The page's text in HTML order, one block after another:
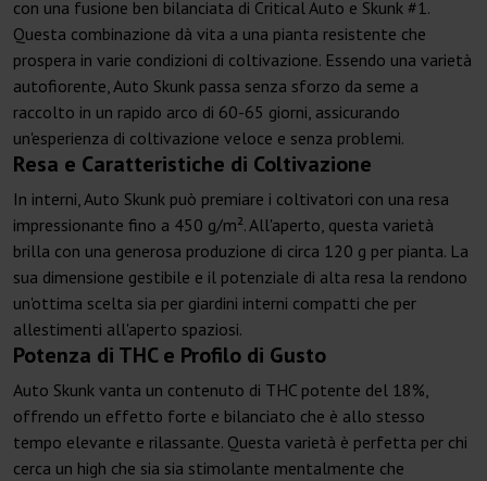
con una fusione ben bilanciata di Critical Auto e Skunk #1.
Questa combinazione dà vita a una pianta resistente che
prospera in varie condizioni di coltivazione. Essendo una varietà
autofiorente, Auto Skunk passa senza sforzo da seme a
raccolto in un rapido arco di 60-65 giorni, assicurando
un'esperienza di coltivazione veloce e senza problemi.
Resa e Caratteristiche di Coltivazione
In interni, Auto Skunk può premiare i coltivatori con una resa
impressionante fino a 450 g/m². All'aperto, questa varietà
brilla con una generosa produzione di circa 120 g per pianta. La
sua dimensione gestibile e il potenziale di alta resa la rendono
un'ottima scelta sia per giardini interni compatti che per
allestimenti all'aperto spaziosi.
Potenza di THC e Profilo di Gusto
Auto Skunk vanta un contenuto di THC potente del 18%,
offrendo un effetto forte e bilanciato che è allo stesso
tempo elevante e rilassante. Questa varietà è perfetta per chi
cerca un high che sia sia stimolante mentalmente che